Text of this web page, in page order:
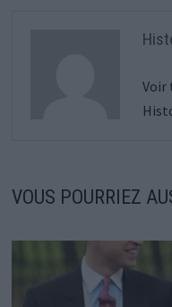
Voir
VOUS POURRIEZ